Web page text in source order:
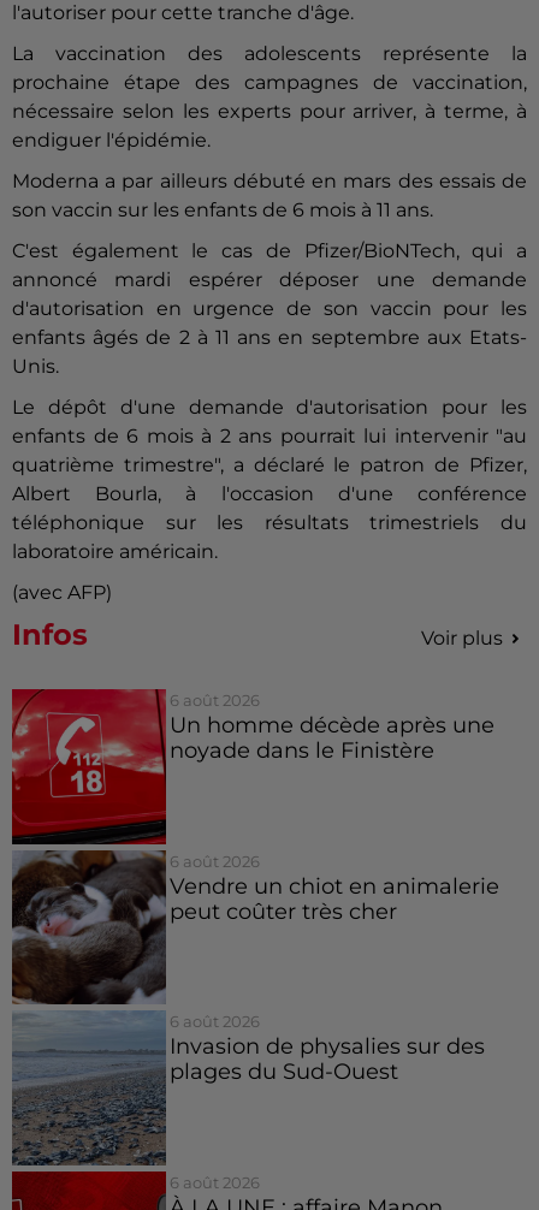
l'autoriser pour cette tranche d'âge.
La vaccination des adolescents représente la
prochaine étape des campagnes de vaccination,
nécessaire selon les experts pour arriver, à terme, à
endiguer l'épidémie.
Moderna a par ailleurs débuté en mars des essais de
son vaccin sur les enfants de 6 mois à 11 ans.
C'est également le cas de Pfizer/BioNTech, qui a
annoncé mardi espérer déposer une demande
d'autorisation en urgence de son vaccin pour les
enfants âgés de 2 à 11 ans en septembre aux Etats-
Unis.
Le dépôt d'une demande d'autorisation pour les
enfants de 6 mois à 2 ans pourrait lui intervenir "au
quatrième trimestre", a déclaré le patron de Pfizer,
Albert Bourla, à l'occasion d'une conférence
téléphonique sur les résultats trimestriels du
laboratoire américain.
(avec AFP)
Infos Voir plus
6 août 2026
Un homme décède après une
noyade dans le Finistère
6 août 2026
Vendre un chiot en animalerie
peut coûter très cher
6 août 2026
Invasion de physalies sur des
plages du Sud-Ouest
6 août 2026